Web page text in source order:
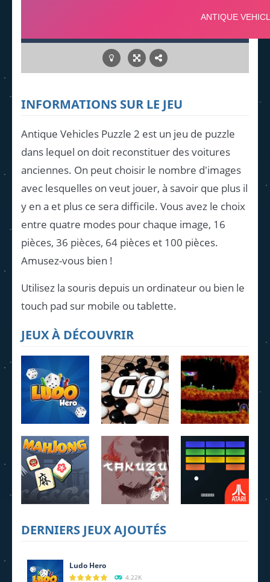
INFORMATIONS SUR LE JEU
Antique Vehicles Puzzle 2 est un jeu de puzzle
dans lequel on doit reconstituer des voitures
anciennes. On peut choisir le nombre d'images
avec lesquelles on veut jouer, à savoir que plus il
y en a et plus ce sera difficile. Vous avez le choix
entre quatre modes pour chaque image, 16
pièces, 36 pièces, 64 pièces et 100 pièces.
Amusez-vous bien !
Utilisez la souris depuis un ordinateur ou bien le
touch pad sur mobile ou tablette.
JEUX À DÉCOUVRIR
Ludo Hero
4.22K
Jeu de Go
3.95K
Lemmings
4.07K
MahJong Daily Takuzu
DERNIERS JEUX AJOUTÉS
Ludo Hero
4.22K